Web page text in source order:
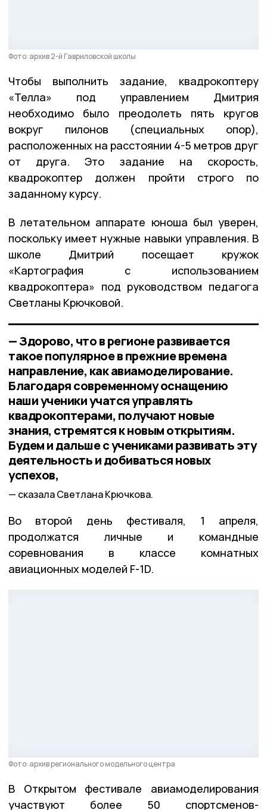
Фото: архив 2-й Гавриловской школы
Чтобы выполнить задание, квадрокоптеру
«Телла» под управлением Дмитрия
необходимо было преодолеть пять кругов
вокруг пилонов (специальных опор),
расположенных на расстоянии 4-5 метров друг
от друга. Это задание на скорость,
квадрокоптер должен пройти строго по
заданному курсу.
В летательном аппарате юноша был уверен,
поскольку имеет нужные навыки управления. В
школе Дмитрий посещает кружок
«Картография с использованием
квадрокоптера» под руководством педагога
Светланы Крючковой.
— Здорово, что в регионе развивается
такое популярное в прежние времена
направление, как авиамоделирование.
Благодаря современному оснащению
наши ученики учатся управлять
квадрокоптерами, получают новые
знания, стремятся к новым открытиям.
Будем и дальше с учениками развивать эту
деятельность и добиваться новых
успехов,
сказала Светлана Крючкова.
Во второй день фестиваля, 1 апреля,
продолжатся личные и командные
соревнования в классе комнатных
авиационных моделей F-1D.
Фото: архив регионального модельного центра
В Открытом фестивале авиамоделирования
участвуют более 50 спортсменов-